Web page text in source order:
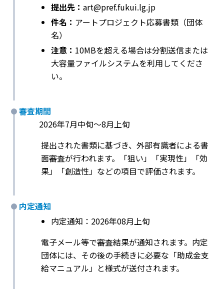
提出先： art@pref.fukui.lg.jp
件名： アートプロジェクト応募書類（団体
名）
注意： 10MBを超える場合は分割送信または
大容量ファイルシステムを利用してくださ
い。
審査期間
2026年7月中旬〜8月上旬
提出された書類に基づき、外部有識者による書
面審査が行われます。「狙い」「実現性」「効
果」「創造性」などの項目で評価されます。
内定通知
内定通知：2026年08月上旬
電子メール等で審査結果が通知されます。内定
団体には、その後の手続きに必要な「助成金支
給マニュアル」と様式が送付されます。